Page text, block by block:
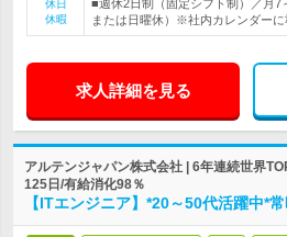
休日
休暇
■週休2日制（固定シフト制）／月7
または日曜休）※社内カレンダーに
求人詳細を見る
アルテンジャパン株式会社 | 6年連続世界
125日/有給消化98％
【ITエンジニア】*20～50代活躍中*